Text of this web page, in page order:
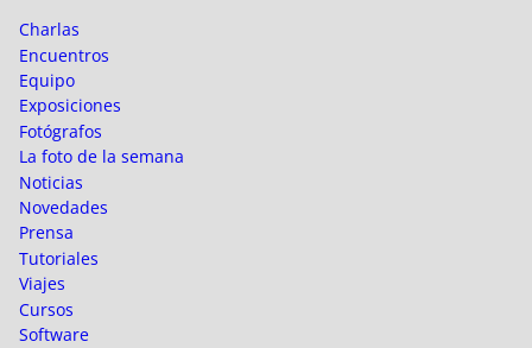
Charlas
Encuentros
Equipo
Exposiciones
Fotógrafos
La foto de la semana
Noticias
Novedades
Prensa
Tutoriales
Viajes
Cursos
Software